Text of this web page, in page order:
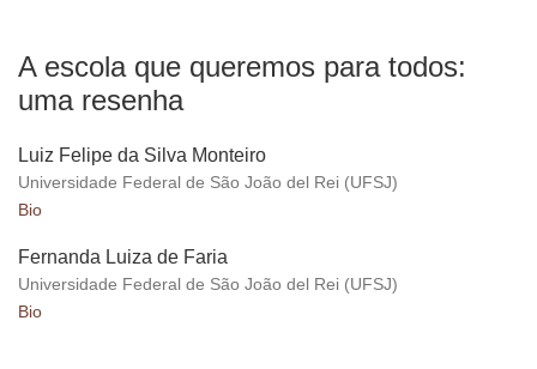
A escola que queremos para todos:
uma resenha
Luiz Felipe da Silva Monteiro
Universidade Federal de São João del Rei (UFSJ)
Bio
Fernanda Luiza de Faria
Universidade Federal de São João del Rei (UFSJ)
Bio